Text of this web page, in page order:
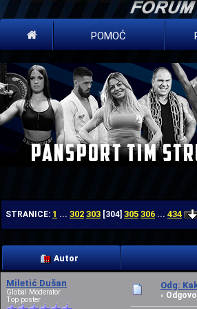
POMOĆ
STRANICE: 1 ... 302 303 [304] 305 306 ... 434
Autor
Miletić Dušan
Global Moderator
Top poster
Odg:
«